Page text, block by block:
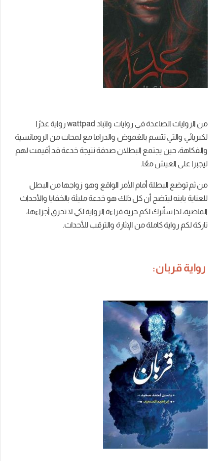
من الروايات الصاعدة في روايات واتباد
wattpad رواية عذرًا
لكبريائي والتي تتسم بالغموض والدراما مع لمحات من الرومانسية
والفكاهة، حين يجتمع البطلان صدفة نتيجة خدعة قد أقيمت لهم
ليجبرا على العيش معًا.
من ثم توضع البطلة أمام الأمر الواقع وهو زواجها من البطل
للعناية بابنه ليتضح أن كل ذلك هو خدعةمليئة بالخفايا والأحداث
الماضية،لذا سأترك لكم حرية قراءة الرواية لكي لا تحرق أجزاءها،
تاركة لكم رواية كاملة من الإثارة والترقب للأحداث.
رواية قربان: